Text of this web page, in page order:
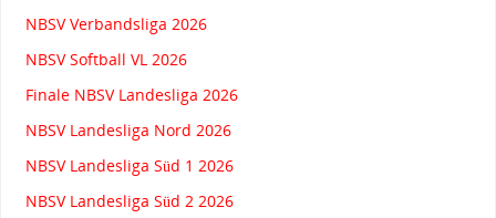
NBSV Verbandsliga 2026
NBSV Softball VL 2026
Finale NBSV Landesliga 2026
NBSV Landesliga Nord 2026
NBSV Landesliga Süd 1 2026
NBSV Landesliga Süd 2 2026